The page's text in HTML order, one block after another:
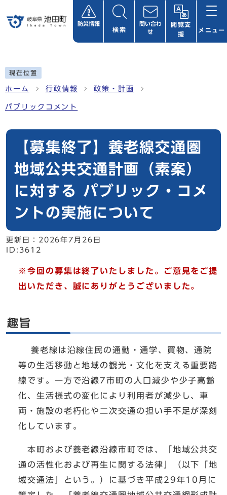
防災情報
検索
問い合わ
せ
閲覧支
援
メニュー
現在位置
ホーム 行政情報 政策・計画
パブリックコメント
【募集終了】養老線交通圏
地域公共交通計画（素案）
に対する パブリック・コメ
ントの実施について
更新日： 2026年7月26日
ID:3612
※今回の募集は終了いたしました。ご意見をご提
出いただき、誠にありがとうございました。
趣旨
養老線は沿線住民の通勤・通学、買物、通院
等の生活移動と地域の観光・文化を支える重要路
線です。一方で沿線7市町の人口減少や少子高齢
化、生活様式の変化により利用者が減少し、車
両・施設の老朽化や二次交通の担い手不足が深刻
化しています。
本町および養老線沿線市町では、「地域公共交
通の活性化および再生に関する法律」（以下「地
域交通法」という。）に基づき平成29年10月に